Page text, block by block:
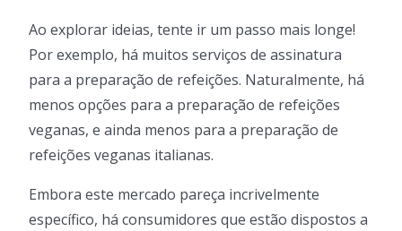
Ao explorar ideias, tente ir um passo mais longe!
Por exemplo, há muitos serviços de assinatura
para a preparação de refeições. Naturalmente, há
menos opções para a preparação de refeições
veganas, e ainda menos para a preparação de
refeições veganas italianas.
Embora este mercado pareça incrivelmente
específico, há consumidores que estão dispostos a